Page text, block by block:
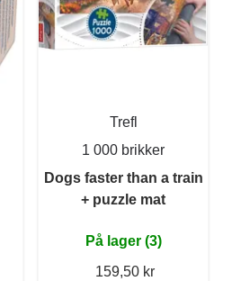
Trefl
1 000 brikker
Dogs faster than a train
+ puzzle mat
På lager (3)
159,50 kr